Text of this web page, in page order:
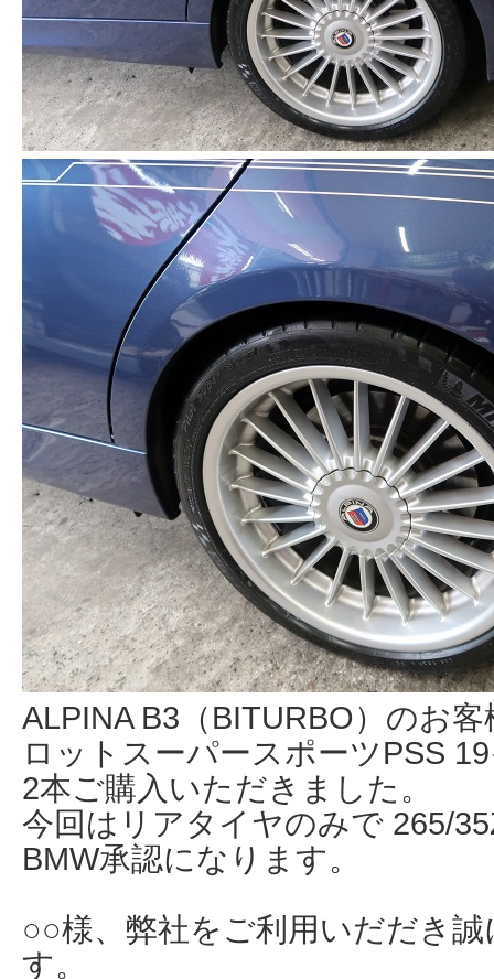
ALPINA B3（BITURBO）のお
ロットスーパースポーツPSS
2本ご購入いただきました。
今回はリアタイヤのみで 265/
BMW承認になります。
○○様、弊社をご利用いだだき
す。